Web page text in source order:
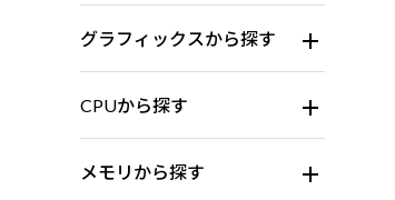
グラフィックスから探す
CPUから探す
メモリから探す